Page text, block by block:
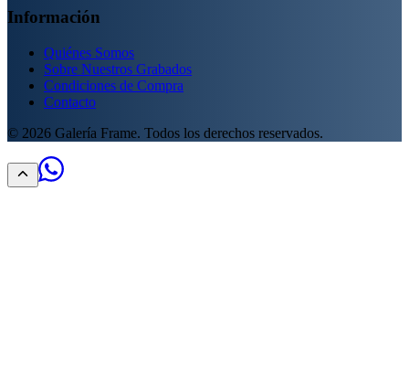
Información
Quiénes Somos
Sobre Nuestros Grabados
Condiciones de Compra
Contacto
© 2026 Galería Frame. Todos los derechos reservados.